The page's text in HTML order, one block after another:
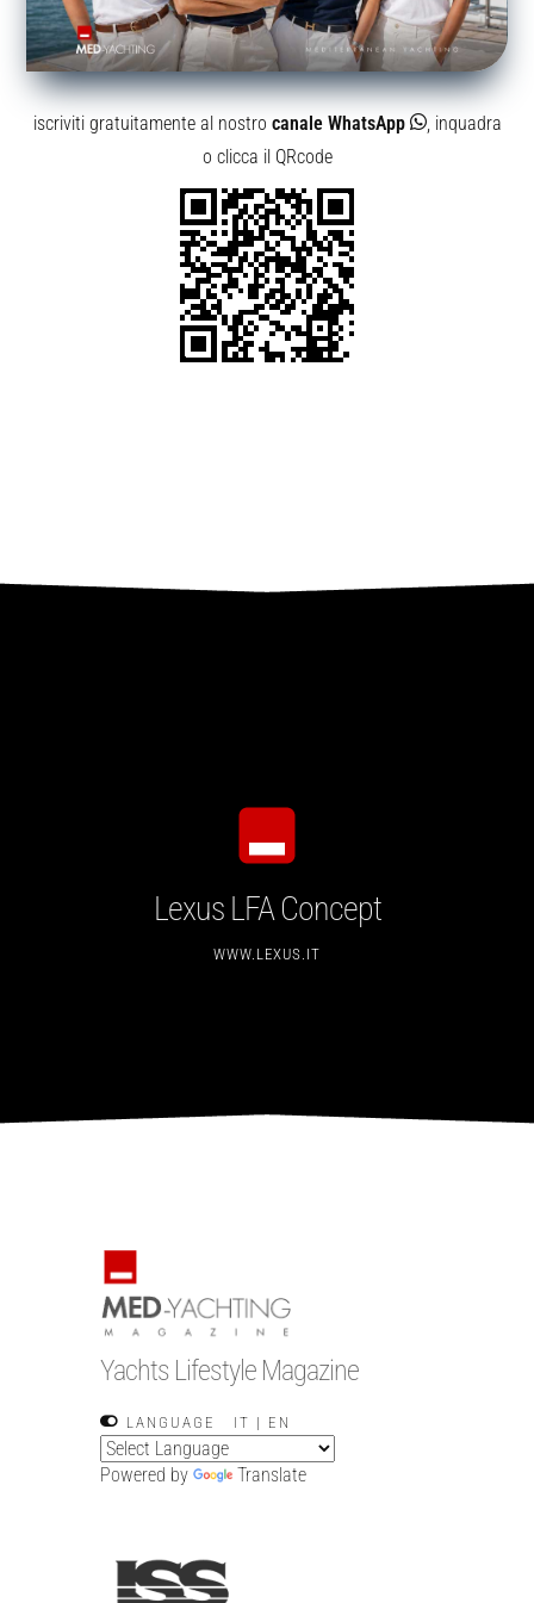
iscriviti gratuitamente al nostro canale WhatsApp
, inquadra
o clicca il QRcode
Lexus LFA Concept
WWW.LEXUS.IT
Yachts Lifestyle Magazine
LANGUAGE IT | EN
Powered by Translate